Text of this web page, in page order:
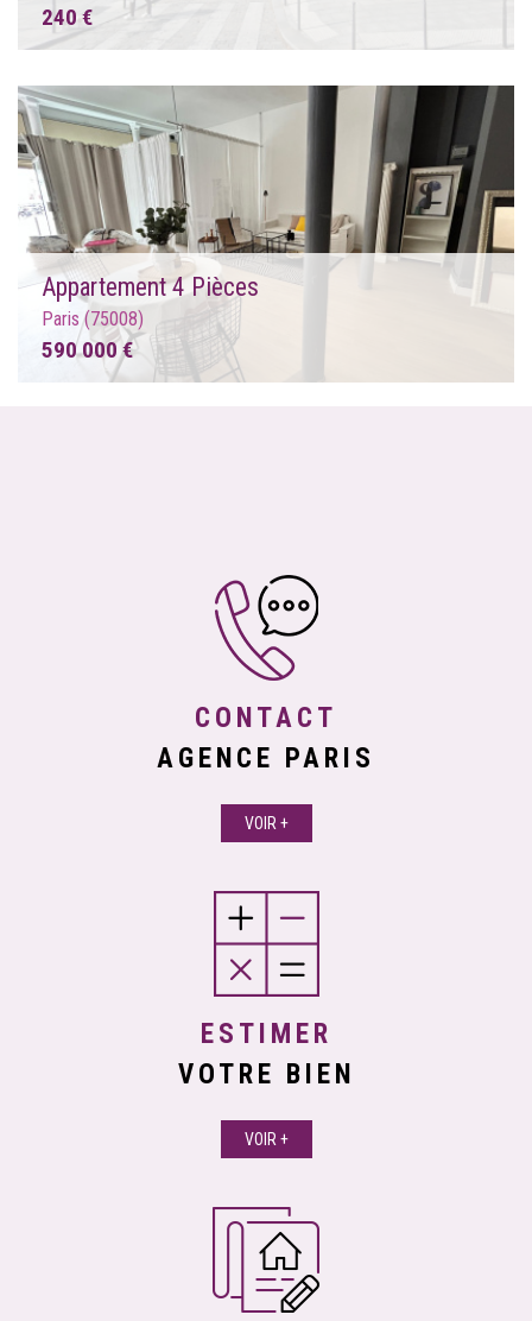
240 €
Appartement 4 Pièces
Paris (75008)
590 000 €
CONTACT
AGENCE PARIS
VOIR +
ESTIMER
VOTRE BIEN
VOIR +